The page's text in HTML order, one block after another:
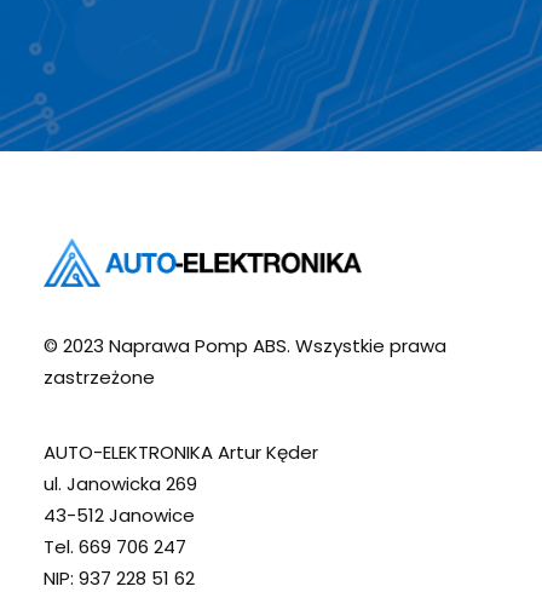
© 2023 Naprawa Pomp ABS. Wszystkie prawa
zastrzeżone
AUTO-ELEKTRONIKA Artur Kęder
ul. Janowicka 269
43-512 Janowice
Tel. 669 706 247
NIP: 937 228 51 62